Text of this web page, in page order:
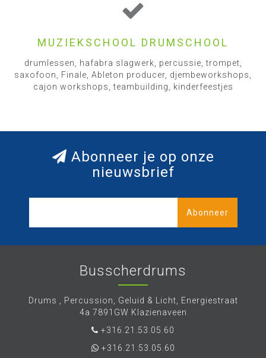
MUZIEKSCHOOL DRUMSCHOOL
drumlessen, hafabra slagwerk, percussie, trompet,
saxofoon, Finale, Ableton producer, djembeworkshops,
cajon workshops, teambuilding, kinderfeestjes
Abonneer je op onze
nieuwsbrief
Abonneer
Busscherdrums
Drums , Percussion, Geluid & Licht, Energiestraat
4a 7891GW Klazienaveen
+316.21.53.05.60
+316.21.53.05.60